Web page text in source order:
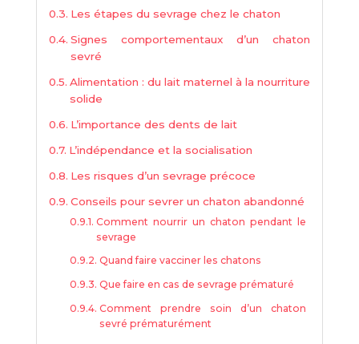
Les étapes du sevrage chez le chaton
Signes comportementaux d’un chaton
sevré
Alimentation : du lait maternel à la nourriture
solide
L’importance des dents de lait
L’indépendance et la socialisation
Les risques d’un sevrage précoce
Conseils pour sevrer un chaton abandonné
Comment nourrir un chaton pendant le
sevrage
Quand faire vacciner les chatons
Que faire en cas de sevrage prématuré
Comment prendre soin d’un chaton
sevré prématurément